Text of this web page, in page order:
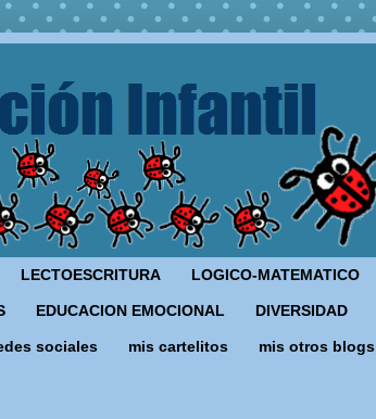
LECTOESCRITURA LOGICO-MATEMATICO
EDUCACION EMOCIONAL DIVERSIDAD
sociales mis cartelitos mis otros blogs